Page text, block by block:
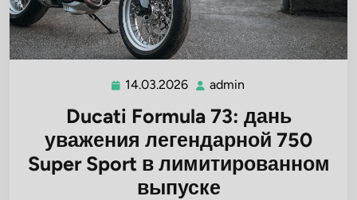
14.03.2026 14.03.2026
admin
Ducati Formula 73: дань
уважения легендарной 750
Super Sport в лимитированном
выпуске